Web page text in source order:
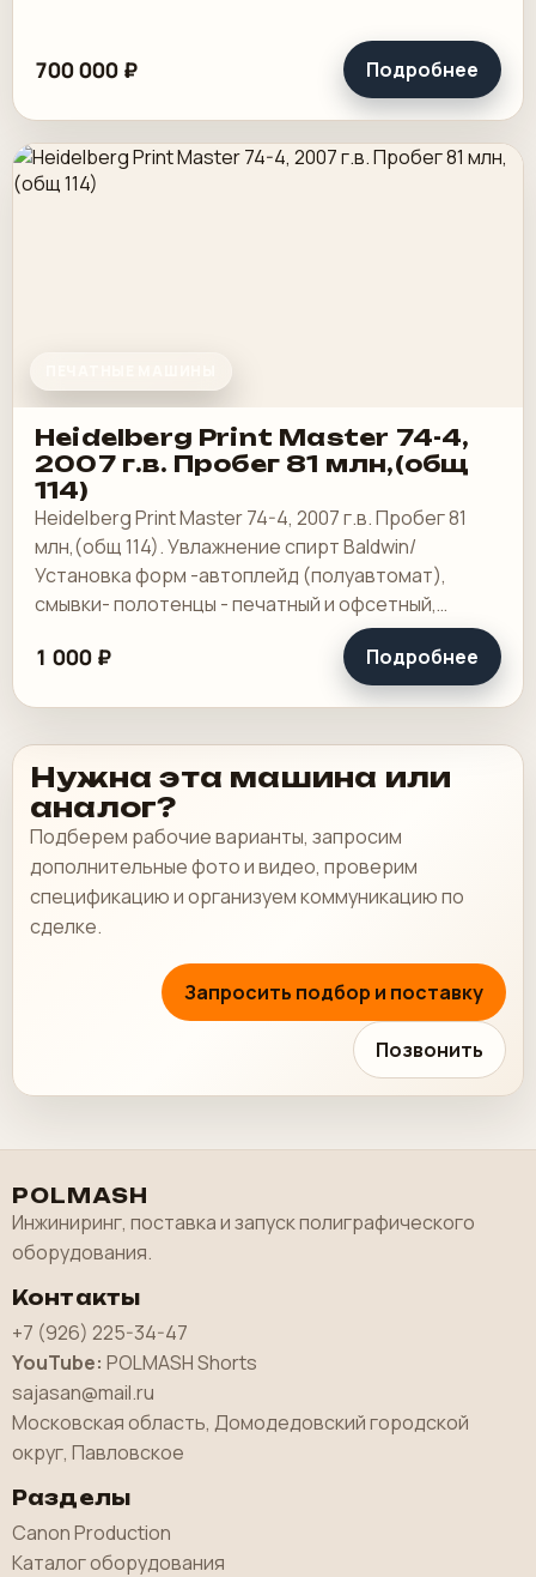
700 000 ₽ Подробнее
Heidelberg Print Master 74-4,
2007 г.в. Пробег 81 млн,(общ
114)
Heidelberg Print Master 74-4, 2007 г.в. Пробег 81
млн,(общ 114). Увлажнение спирт Baldwin/
Установка форм -автоплейд (полуавтомат),
смывки- полотенцы - печатный и офсетный,
выносной пульт ClassicCenter -PM74 - краски и.
1 000 ₽ Подробнее
Нужна эта машина или
аналог?
Подберем рабочие варианты, запросим
дополнительные фото и видео, проверим
спецификацию и организуем коммуникацию по
сделке.
Запросить подбор и поставку
Позвонить
POLMASH
Инжиниринг, поставка и запуск полиграфического
оборудования.
Контакты
+7 (926) 225-34-47
YouTube: POLMASH Shorts
sajasan@mail.ru
Московская область, Домодедовский городской
округ, Павловское
Разделы
Canon Production
Каталог оборудования